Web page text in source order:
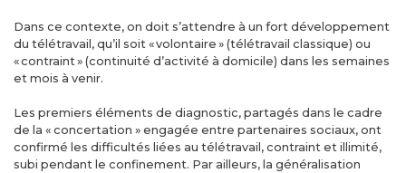
Dans ce contexte, on doit s’attendre à un fort développement
du télétravail, qu’il soit « volontaire » (télétravail classique) ou
« contraint » (continuité d’activité à domicile) dans les semaines
et mois à venir.
Les premiers éléments de diagnostic, partagés dans le cadre
de la « concertation » engagée entre partenaires sociaux, ont
confirmé les difficultés liées au télétravail, contraint et illimité,
subi pendant le confinement. Par ailleurs, la généralisation